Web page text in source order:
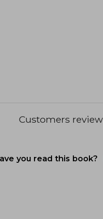
Customers
you read this book?